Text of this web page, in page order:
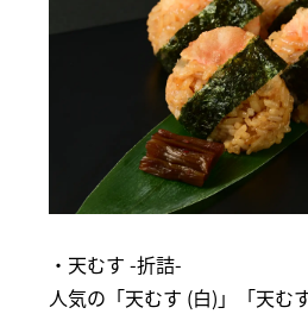
・天むす -折詰-
人気の「天むす (白)」「天む